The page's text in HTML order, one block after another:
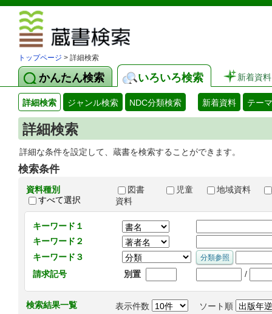
トップページ > 詳細検索
かんたん検索 いろいろ検索 新着資料
詳細検索 ジャンル検索 NDC分類検索 新着資料 テー
詳細検索
詳細な条件を設定して、蔵書を検索することができます。
検索条件
資料種別
すべて選択
図書 児童
地域資料
資料
キーワード１
キーワード２
キーワード３
請求記号
別置 /
検索結果一覧 表示件数 ソート順